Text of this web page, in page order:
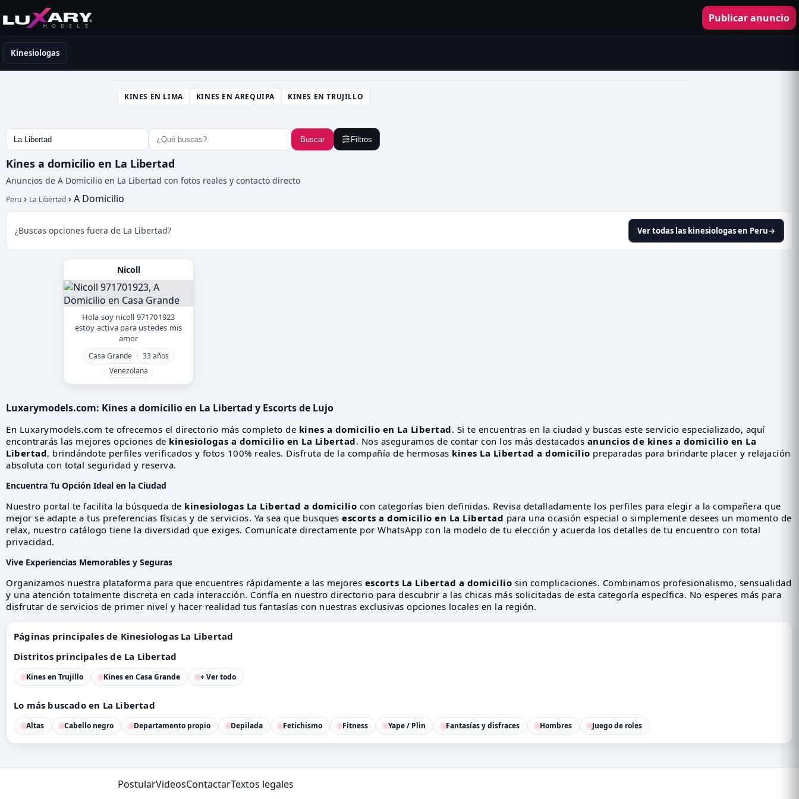
Kinesiólogas en Perú
Publicar anuncio
Kinesiologas
KINES EN LIMA KINES EN AREQUIPA KINES EN TRUJILLO
Buscar Filtros
Kines a domicilio en La Libertad
Anuncios de A Domicilio en La Libertad con fotos reales y contacto directo
Peru › La Libertad ›A Domicilio
¿Buscas opciones fuera de La Libertad? Ver todas las kinesiologas en Peru→
Nicoll
Hola soy nicoll 971701923
estoy activa para ustedes mis
amor
Casa Grande
33 años
Venezolana
Luxarymodels.com: Kines a domicilio en La Libertad y Escorts de Lujo
En Luxarymodels.com te ofrecemos el directorio más completo de kines a domicilio en La Libertad. Si te encuentras en la ciudad y buscas este servicio especializado, aquí
encontrarás las mejores opciones de kinesiologas a domicilio en La Libertad. Nos aseguramos de contar con los más destacados anuncios de kines a domicilio en La
Libertad, brindándote perfiles verificados y fotos 100% reales. Disfruta de la compañía de hermosas kines La Libertad a domicilio preparadas para brindarte placer y relajación
absoluta con total seguridad y reserva.
Encuentra Tu Opción Ideal en la Ciudad
Nuestro portal te facilita la búsqueda de kinesiologas La Libertad a domicilio con categorías bien definidas. Revisa detalladamente los perfiles para elegir a la compañera que
mejor se adapte a tus preferencias físicas y de servicios. Ya sea que busques escorts a domicilio en La Libertad para una ocasión especial o simplemente desees un momento de
relax, nuestro catálogo tiene la diversidad que exiges. Comunícate directamente por WhatsApp con la modelo de tu elección y acuerda los detalles de tu encuentro con total
privacidad.
Vive Experiencias Memorables y Seguras
Organizamos nuestra plataforma para que encuentres rápidamente a las mejores escorts La Libertad a domicilio sin complicaciones. Combinamos profesionalismo, sensualidad
y una atención totalmente discreta en cada interacción. Confía en nuestro directorio para descubrir a las chicas más solicitadas de esta categoría específica. No esperes más para
disfrutar de servicios de primer nivel y hacer realidad tus fantasías con nuestras exclusivas opciones locales en la región.
Páginas principales de Kinesiologas La Libertad
Distritos principales de La Libertad
Kines en Trujillo Kines en Casa Grande + Ver todo
Lo más buscado en La Libertad
Altas Cabello negro Departamento propio Depilada Fetichismo Fitness Yape / Plin Fantasías y disfraces Hombres Juego de roles
PostularVideosContactarTextos legales